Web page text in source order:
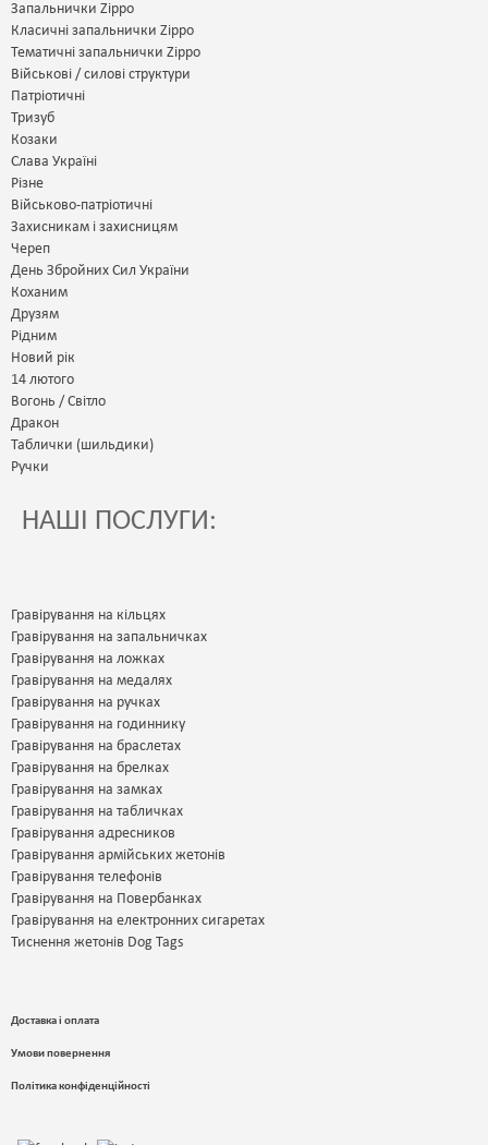
Запальнички Zippo
Класичні запальнички Zippo
Тематичні запальнички Zippo
Військові / силові структури
Патріотичні
Тризуб
Козаки
Слава Україні
Різне
Військово-патріотичні
Захисникам і захисницям
Череп
День Збройних Сил України
Коханим
Друзям
Рідним
Новий рік
14 лютого
Вогонь / Світло
Дракон
Таблички (шильдики)
Ручки
НАШІ ПОСЛУГИ:
Гравірування на кільцях
Гравірування на запальничках
Гравірування на ложках
Гравірування на медалях
Гравірування на ручках
Гравірування на годиннику
Гравірування на браслетах
Гравірування на брелках
Гравірування на замках
Гравірування на табличках
Гравірування адресников
Гравірування армійських жетонів
Гравірування телефонів
Гравірування на Повербанках
Гравірування на електронних сигаретах
Тиснення жетонів Dog Tags
Доставка і оплата
Умови повернення
Політика конфіденційності